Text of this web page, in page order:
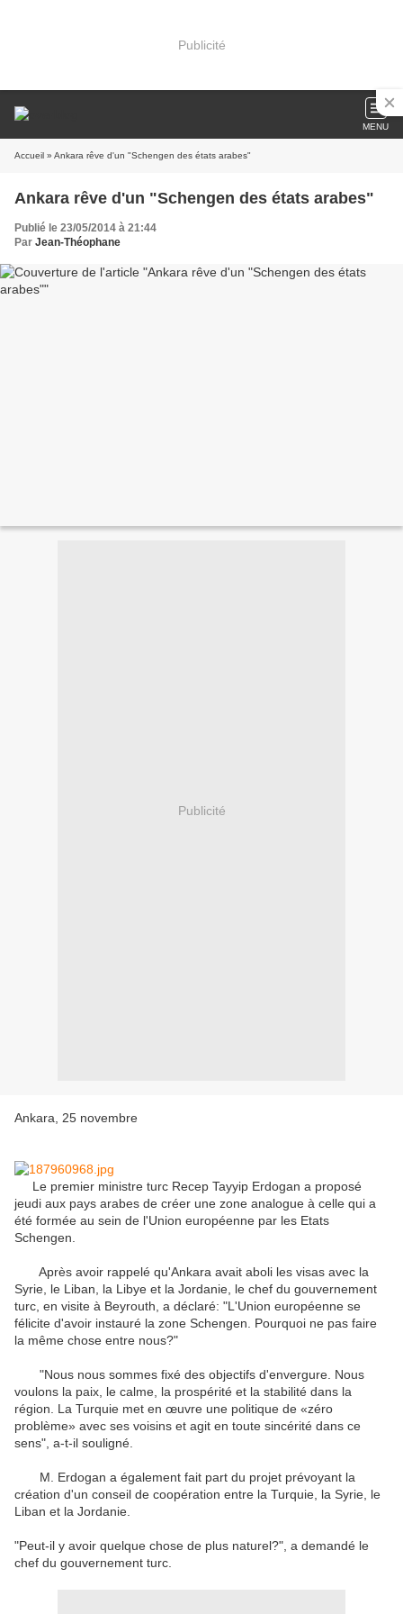
Publicité
MENU
Accueil » Ankara rêve d'un "Schengen des états arabes"
Ankara rêve d'un "Schengen des états arabes"
Publié le 23/05/2014 à 21:44
Par Jean-Théophane
Publicité
Ankara, 25 novembre
Le premier ministre turc Recep Tayyip Erdogan a proposé
jeudi aux pays arabes de créer une zone analogue à celle qui a
été formée au sein de l'Union européenne par les Etats
Schengen.
Après avoir rappelé qu'Ankara avait aboli les visas avec la
Syrie, le Liban, la Libye et la Jordanie, le chef du gouvernement
turc, en visite à Beyrouth, a déclaré: "L'Union européenne se
félicite d'avoir instauré la zone Schengen. Pourquoi ne pas faire
la même chose entre nous?"
"Nous nous sommes fixé des objectifs d'envergure. Nous
voulons la paix, le calme, la prospérité et la stabilité dans la
région. La Turquie met en œuvre une politique de «zéro
problème» avec ses voisins et agit en toute sincérité dans ce
sens", a-t-il souligné.
M. Erdogan a également fait part du projet prévoyant la
création d'un conseil de coopération entre la Turquie, la Syrie, le
Liban et la Jordanie.
"Peut-il y avoir quelque chose de plus naturel?", a demandé le
chef du gouvernement turc.